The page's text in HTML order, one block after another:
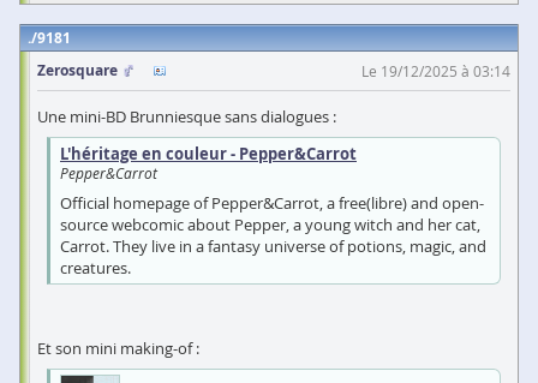
9181
Zerosquare
Le 19/12/2025 à 03:14
Une mini-BD Brunniesque sans dialogues :
L'héritage en couleur - Pepper&Carrot
Pepper&Carrot
Official homepage of Pepper&Carrot, a free(libre) and open-
source webcomic about Pepper, a young witch and her cat,
Carrot. They live in a fantasy universe of potions, magic, and
creatures.
Et son mini making-of :